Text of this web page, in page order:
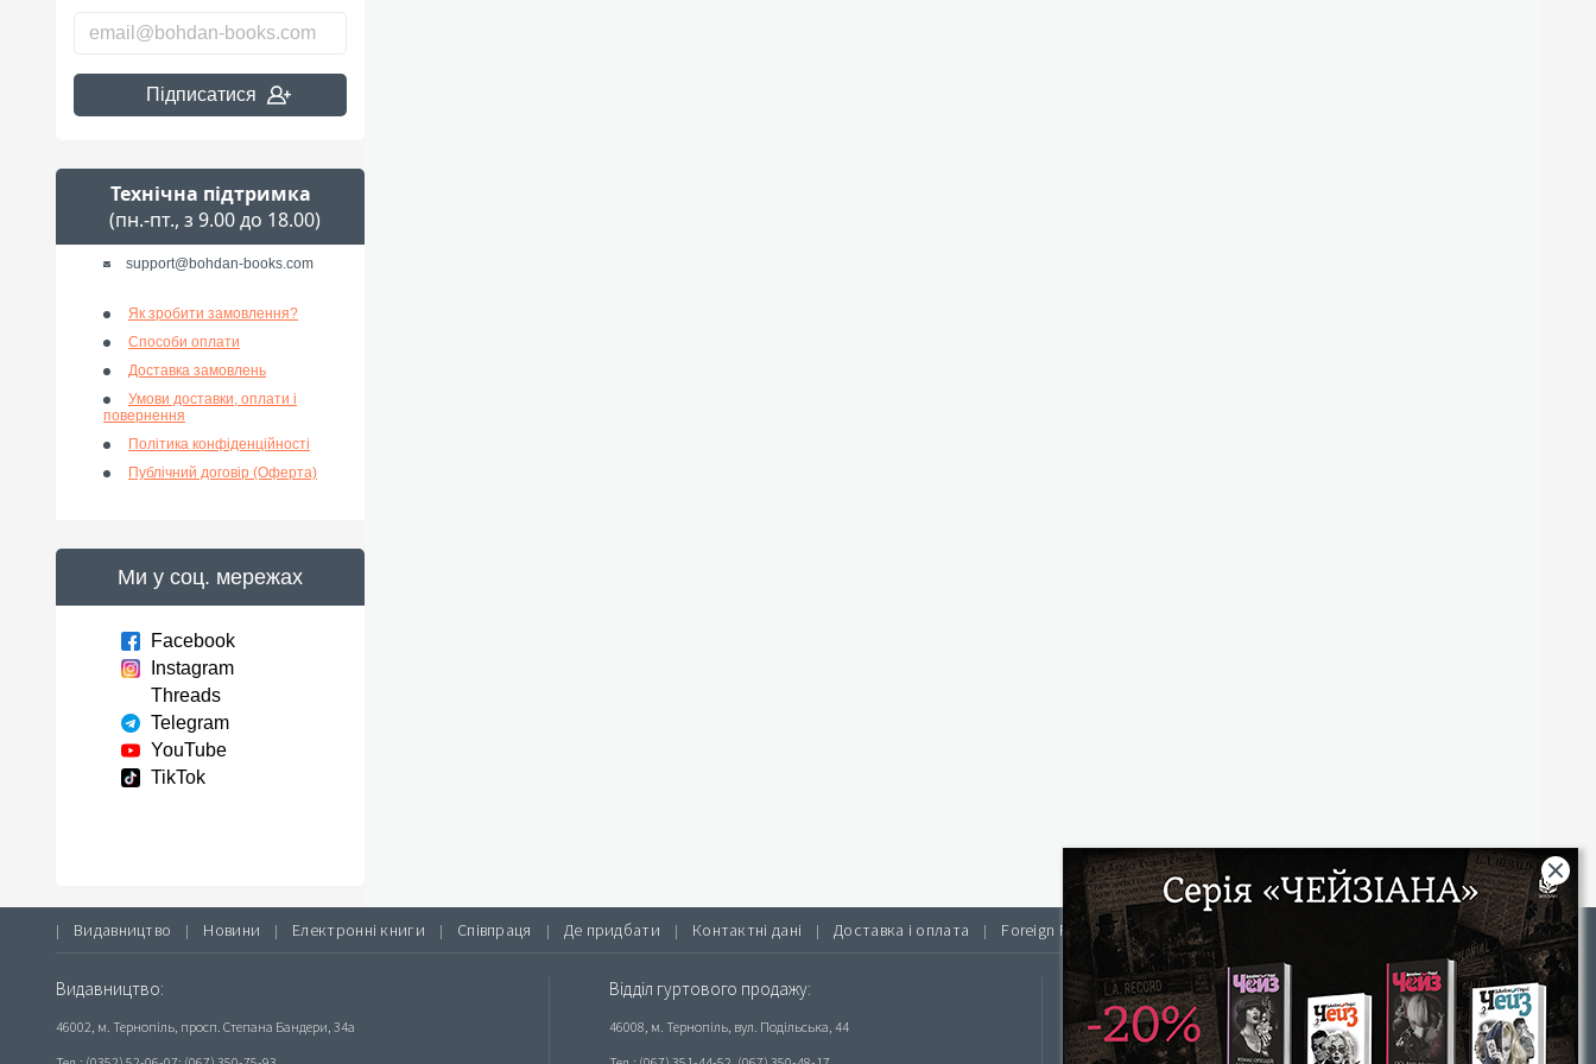
Підписатися
Технічна підтримка
(пн.-пт., з 9.00 до 18.00)
support@bohdan-books.com
Як зробити замовлення?
Способи оплати
Доставка замовлень
Умови доставки, оплати і
повернення
Політика конфіденційності
Публічний договір (Оферта)
Ми у соц. мережах
Facebook
Instagram
Threads
Telegram
YouTube
TikTok
| Видавництво | Новини | Електронні книги | Співпраця | Де придбати | Контактні дані | Доставка і оплата | Foreign Rights |
Видавництво:
46002, м. Тернопіль, просп. Степана Бандери, 34а
Відділ гуртового продажу:
46008, м. Тернопіль, вул. Подільська, 44
Інтернет-магазин «Видавництво Богдан»:
46018, м. Тернопіль, А/С 529